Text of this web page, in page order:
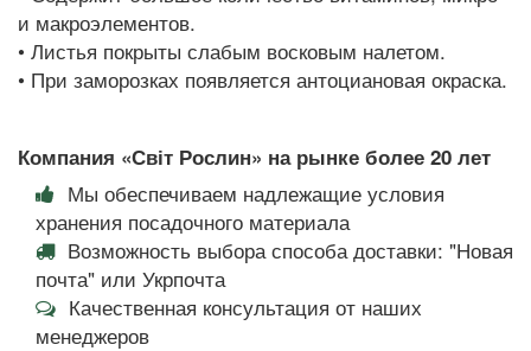
и макроэлементов.
• Листья покрыты слабым восковым налетом.
• При заморозках появляется антоциановая окраска.
Компания «Світ Рослин» на рынке более 20 лет
Мы обеспечиваем надлежащие условия
хранения посадочного материала
Возможность выбора способа доставки: "Новая
почта" или Укрпочта
Качественная консультация от наших
менеджеров